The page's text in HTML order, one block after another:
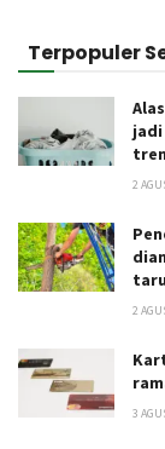
Terpopuler
tren
2
2
3